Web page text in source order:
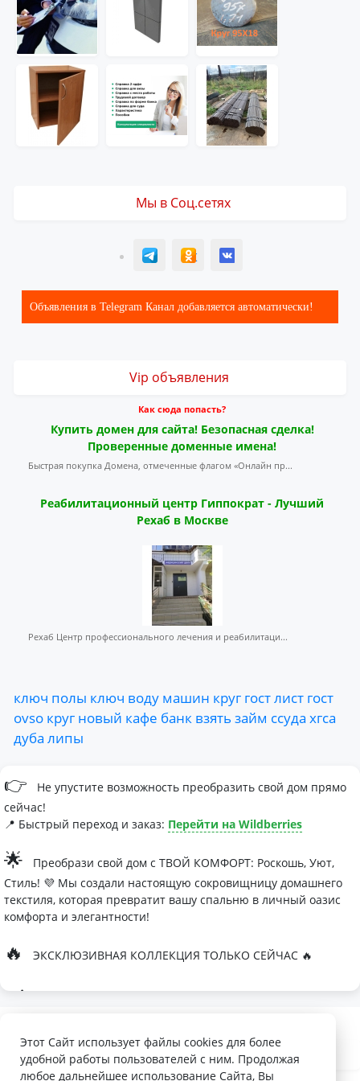
Мы в Соц.сетях
T ОК ВК
Объявления в Telegram Канал добавляется автоматически!
Vip объявления
Как сюда попасть?
Купить домен для сайта! Безопасная сделка!
Проверенные доменные имена!
Быстрая покупка Домена, отмеченные флагом «Онлайн пр...
Реабилитационный центр Гиппократ - Лучший
Рехаб в Москве
Рехаб Центр профессионального лечения и реабилитаци...
ключ полы ключ воду машин круг гостлист гост
ovso круг новый кафе банк взять займ ссуда хгса
дуба липы
👉
Не упустите возможность преобразить свой дом прямо
сейчас!
📍 Быстрый переход и заказ: Перейти на Wildberries
🌟
Преобрази свой дом с ТВОЙ КОМФОРТ: Роскошь, Уют,
Стиль! 💜 Мы создали настоящую сокровищницу домашнего
текстиля, которая превратит вашу спальню в личный оазис
комфорта и элегантности!
🔥 ЭКСКЛЮЗИВНАЯ КОЛЛЕКЦИЯ ТОЛЬКО СЕЙЧАС 🔥
🛏
Палитра изысканных оттенков:
- Темно-серый для минималистичных интерьеров
Этот Сайт использует файлы cookies для более
удобной работы пользователей с ним. Продолжая
любое дальнейшее использование Сайта, Вы